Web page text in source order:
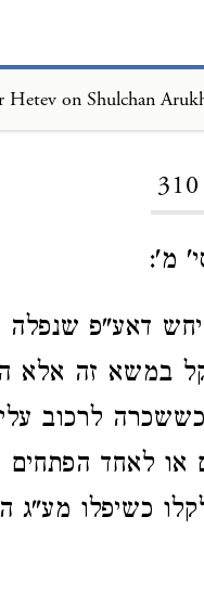
Hetev on Shulchan
310
מ':
דאע"פ
במשא זה אלא
לרכוב
או לאחד
כשיפלו